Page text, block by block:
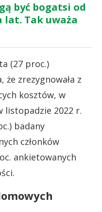
być bogatsi od
lat. Tak uważa
(27 proc.)
​​zrezygnowała z
kosztów, w
listopadzie 2022 r.
badany
członków
ankietowanych